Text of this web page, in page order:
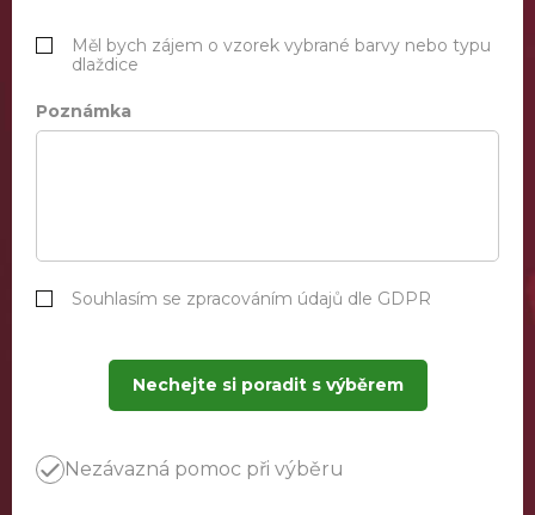
Měl bych zájem o vzorek vybrané barvy nebo typu
dlaždice
Poznámka
Souhlasím se zpracováním údajů dle GDPR
Nechejte si poradit s výběrem
Nezávazná pomoc při výběru